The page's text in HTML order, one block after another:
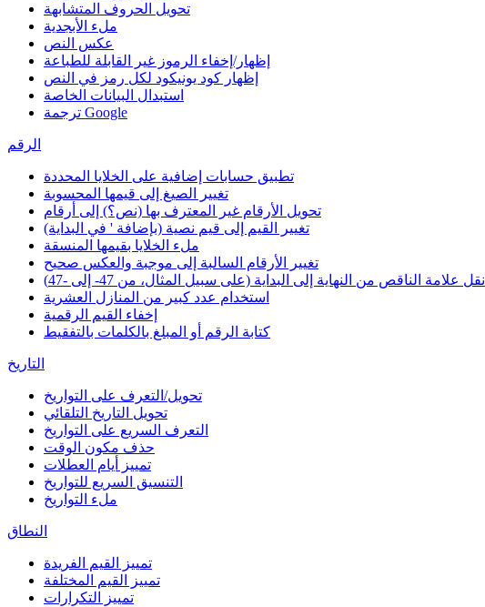
تحويل الحروف المتشابهة
ملء الأبجدية
عكس النص
إظهار/إخفاء الرموز غير القابلة للطباعة
إظهار كود يونيكود لكل رمز في النص
استبدال البيانات الخاصة
ترجمة Google
الرقم
تطبيق حسابات إضافية على الخلايا المحددة
تغيير الصيغ إلى قيمها المحسوبة
تحويل الأرقام غير المعترف بها (نص؟) إلى أرقام
تغيير القيم إلى قيم نصية (بإضافة ' في البداية)
ملء الخلايا بقيمها المنسقة
تغيير الأرقام السالبة إلى موجبة والعكس صحيح
نقل علامة الناقص من النهاية إلى البداية (على سبيل المثال، من 47- إلى -47)
استخدام عدد كبير من المنازل العشرية
إخفاء القيم الرقمية
كتابة الرقم أو المبلغ بالكلمات بالتفقيط
التاريخ
تحويل/التعرف على التواريخ
تحويل التاريخ التلقائي
التعرف السريع على التواريخ
حذف مكون الوقت
تمييز أيام العطلات
التنسيق السريع للتواريخ
ملء التواريخ
النطاق
تمييز القيم الفريدة
تمييز القيم المختلفة
تمييز التكرارات